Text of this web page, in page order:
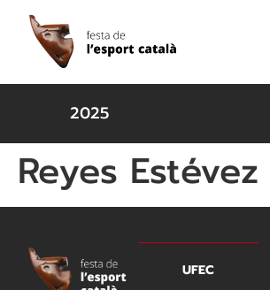
2025
Reyes Estévez
UFEC